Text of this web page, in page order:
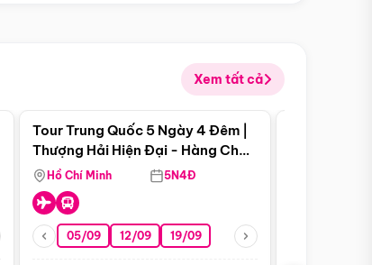
Xem tất cả
15/10 29/10
Điểm nổi bật
Tour Trung Quốc 5 Ngày 4 Đêm |
Thượng Hải Hiện Đại - Hàng Châu
Nên Thơ - Ô Trấn Cổ Kính
Hồ Chí Minh 5N4Đ
05/09 12/09 19/09